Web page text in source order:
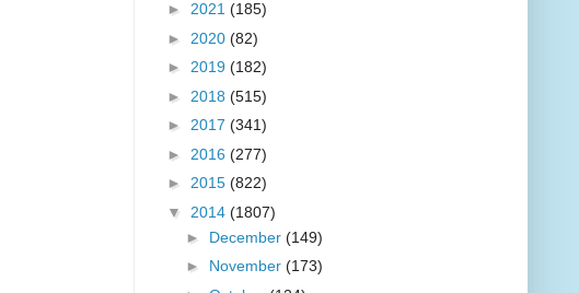
► 2021 (185)
► 2020 (82)
► 2019 (182)
► 2018 (515)
► 2017 (341)
► 2016 (277)
► 2015 (822)
▼ 2014 (1807)
► December (149)
► November (173)